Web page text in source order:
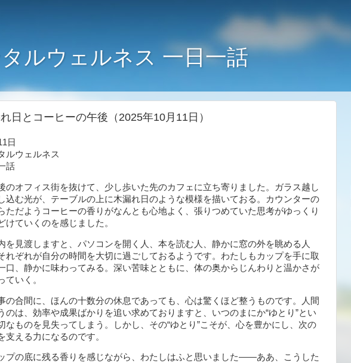
ルウェルネス 一日一話
日とコーヒーの午後（2025年10月11日）
日
ルウェルネス
話
のオフィス街を抜けて、少し歩いた先のカフェに立ち寄りました。ガラス越し
込む光が、テーブルの上に木漏れ日のような模様を描いておる。カウンターの
ただようコーヒーの香りがなんとも心地よく、張りつめていた思考がゆっくり
けていくのを感じました。
を見渡しますと、パソコンを開く人、本を読む人、静かに窓の外を眺める人
ぞれが自分の時間を大切に過ごしておるようです。わたしもカップを手に取
口、静かに味わってみる。深い苦味とともに、体の奥からじんわりと温かさが
ていく。
の合間に、ほんの十数分の休息であっても、心は驚くほど整うものです。人間
のは、効率や成果ばかりを追い求めておりますと、いつのまにか“ゆとり”とい
なものを見失ってしまう。しかし、その“ゆとり”こそが、心を豊かにし、次の
支える力になるのです。
プの底に残る香りを感じながら、わたしはふと思いました――ああ、こうした